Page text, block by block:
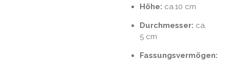
Höhe: ca.10 cm
Durchmesser: ca.
5 cm
Fassungsvermögen: